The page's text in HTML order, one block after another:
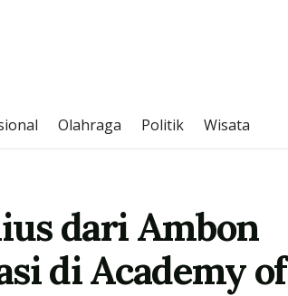
Olahraga Politik Wisata
dari Ambon
di Academy of